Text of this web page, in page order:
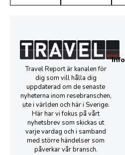
Travel Report är kanalen för
dig som vill hålla dig
uppdaterad om de senaste
nyheterna inom resebranschen,
ute i världen och här i Sverige.
Här har vi fokus på vårt
nyhetsbrev som skickas ut
varje vardag och i samband
med större händelser som
påverkar vår bransch.
Info